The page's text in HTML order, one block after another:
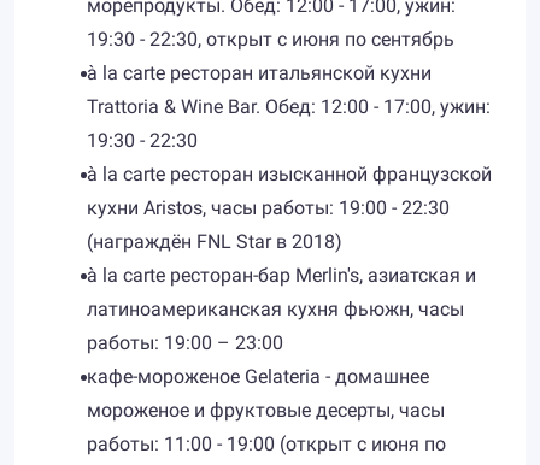
морепродукты. Обед: 12:00 - 17:00, ужин:
19:30 - 22:30, открыт с июня по сентябрь
à la carte ресторан итальянской кухни
Trattoria & Wine Bar. Обед: 12:00 - 17:00, ужин:
19:30 - 22:30
à la carte ресторан изысканной французской
кухни Aristos, часы работы: 19:00 - 22:30
(награждён FNL Star в 2018)
à la carte ресторан-бар Merlin's, азиатская и
латиноамериканская кухня фьюжн, часы
работы: 19:00 – 23:00
кафе-мороженое Gelateria - домашнее
мороженое и фруктовые десерты, часы
работы: 11:00 - 19:00 (открыт с июня по